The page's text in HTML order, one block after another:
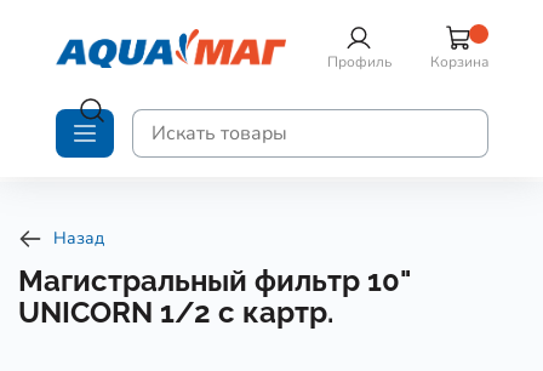
Профиль Корзина
Назад
Магистральный фильтр 10"
UNICORN 1/2 с картр.